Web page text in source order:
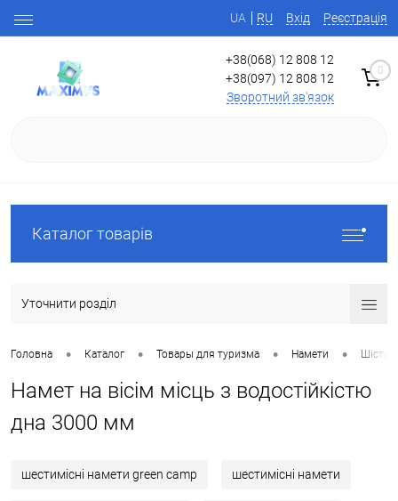
UA RU Вхід Реєстрація
+38(068) 12 808 12
+38(097) 12 808 12
Зворотний зв'язок
0
Каталог товарів
Уточнити розділ
Головна • Каталог • Товары для туризма • Намети • Шість
Намет на вісім місць з водостійкістю
дна 3000 мм
шестимісні намети green camp шестимісні намети